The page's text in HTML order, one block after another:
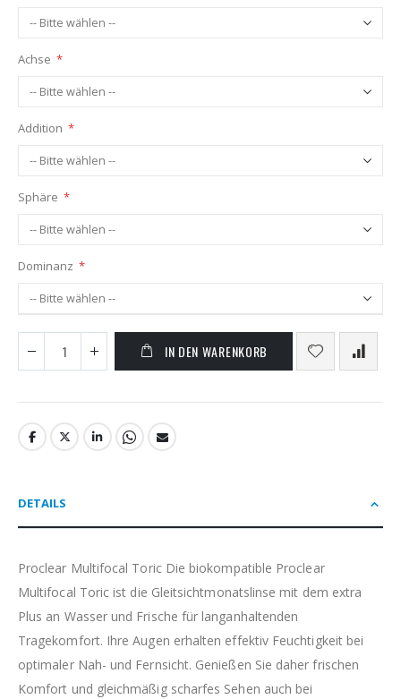
Achse
Addition
Sphäre
Dominanz
IN DEN WARENKORB
DETAILS
Proclear Multifocal Toric Die biokompatible Proclear
Multifocal Toric ist die Gleitsichtmonatslinse mit dem extra
Plus an Wasser und Frische für langanhaltenden
Tragekomfort. Ihre Augen erhalten effektiv Feuchtigkeit bei
optimaler Nah- und Fernsicht. Genießen Sie daher frischen
Komfort und gleichmäßig scharfes Sehen auch bei